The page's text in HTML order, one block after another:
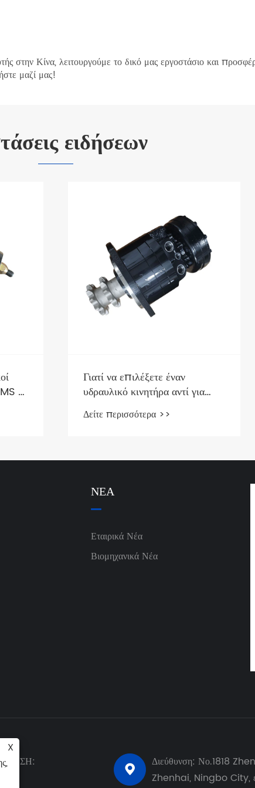
στην Κίνα, λειτουργούμε το δικό μας εργοστάσιο και
μαζί μας!
ειδήσεων
να
Γιατί να επιλέξετε έναν
υδραυλικό κινητήρα αντί για
έναν ηλεκτρικό κινητήρα για
φορητό εξοπλισμό βαρέως
Δείτε περισσότερα >>
ΝΈΑ
Εταιρικά Νέα
Βιομηχανικά Νέα

Διεύθυνση: Νο.1818
Zhenhai, Ningbo City,
X